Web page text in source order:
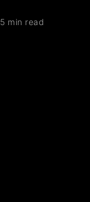
5 min read